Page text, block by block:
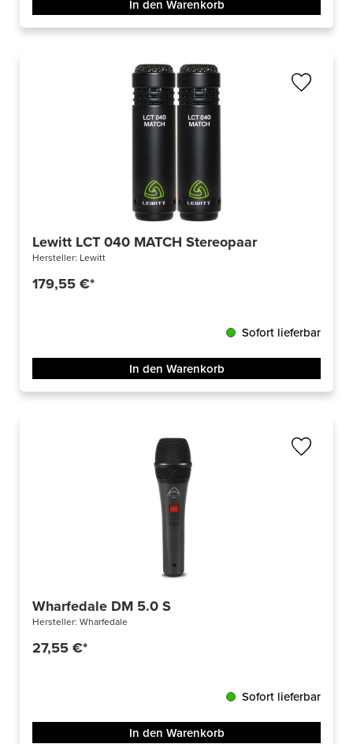
In den Warenkorb
Lewitt LCT 040 MATCH Stereopaar
Hersteller: Lewitt
179,55 €*
Sofort lieferbar
In den Warenkorb
Wharfedale DM 5.0 S
Hersteller: Wharfedale
27,55 €*
Sofort lieferbar
In den Warenkorb